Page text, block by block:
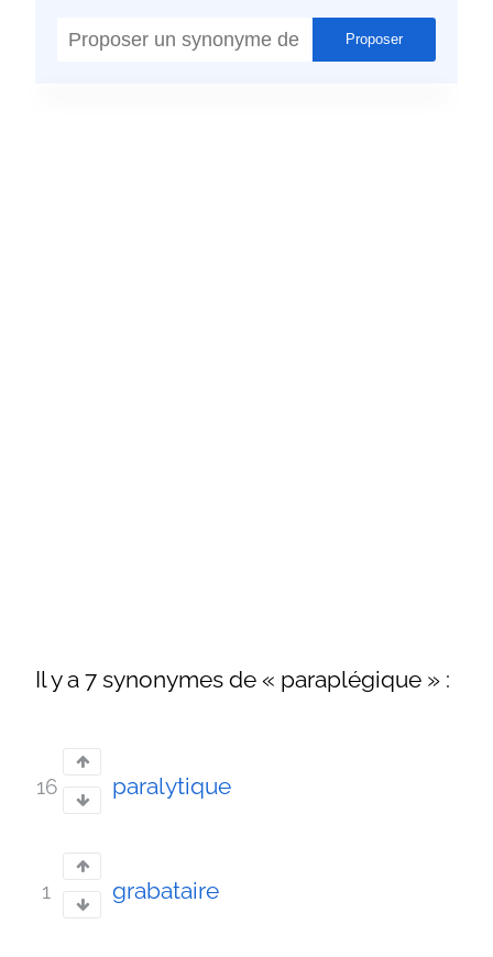
Il y a 7 synonymes de « paraplégique » :
16 paralytique
1 grabataire